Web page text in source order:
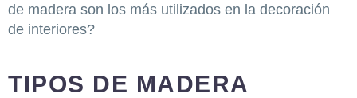
de madera son los más utilizados en la decoración
de interiores?
TIPOS DE MADERA